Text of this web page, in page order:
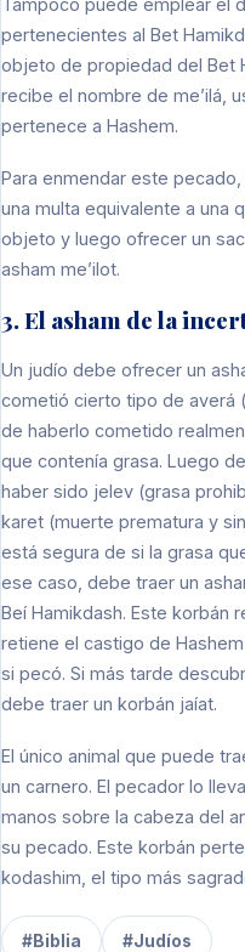
pertenecientes al Bet
objeto de propiedad del Bet
recibe el nombre de me’ilá,
pertenece a Hashem.
Para enmendar este
una multa equivalente a una
objeto y luego ofrecer un
asham me’ilot.
3. El asham de la
Un judío debe ofrecer un
cometió cierto tipo de averá
de haberlo cometido
que contenía grasa. Luego
haber sido jelev (grasa
karet (muerte prematura y
está segura de si la grasa
ese caso, debe traer un
Beí Hamikdash. Este korbán
retiene el castigo de
si pecó. Si más tarde
debe traer un korbán jaíat.
El único animal que puede
un carnero. El pecador lo
manos sobre la cabeza del
su pecado. Este korbán
kodashim, el tipo más
#Biblia #Judíos